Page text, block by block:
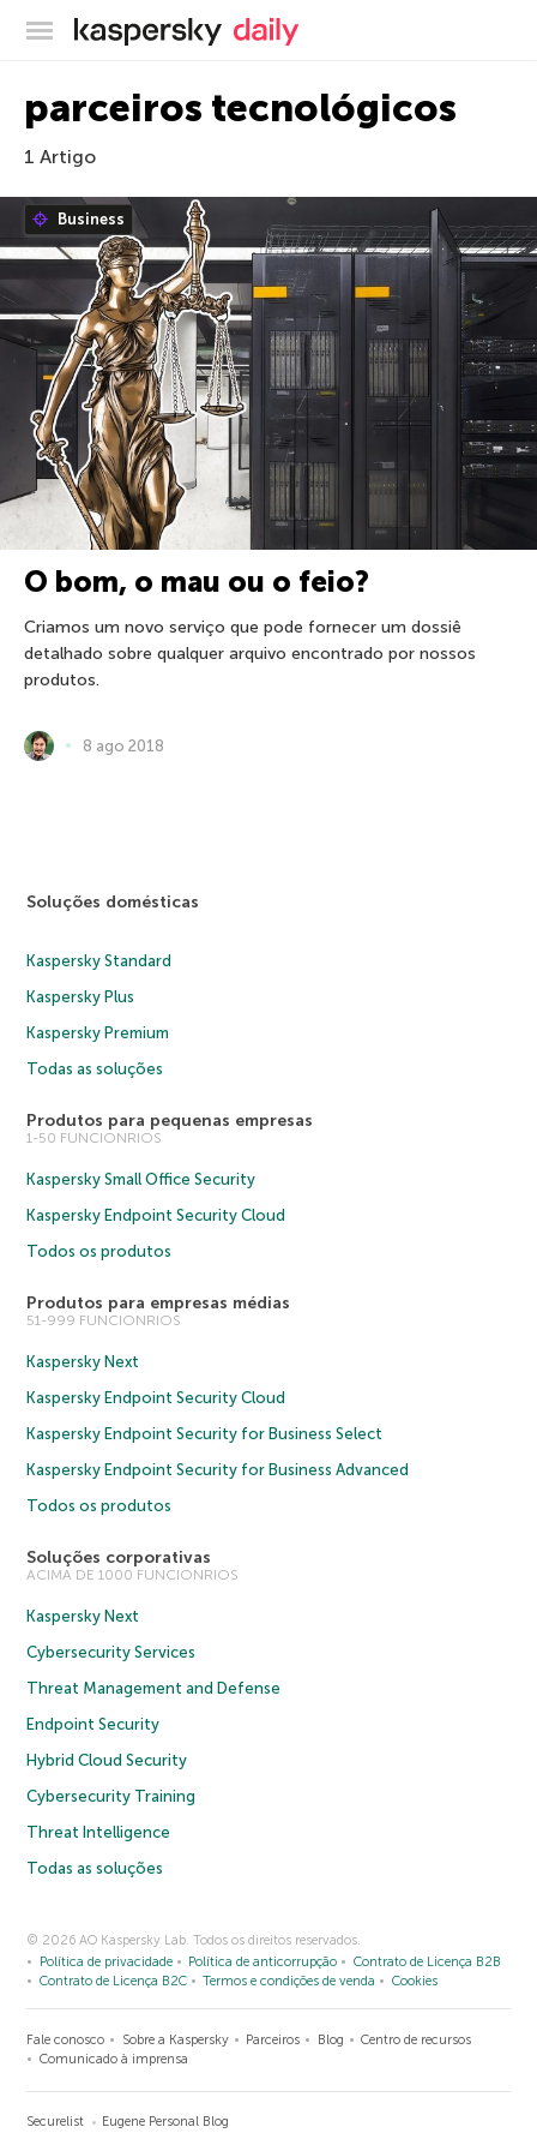
Blog oficial da Kaspersky
parceiros tecnológicos
1 Artigo
Business
O bom, o mau ou o feio?
Criamos um novo serviço que pode fornecer um dossiê
detalhado sobre qualquer arquivo encontrado por nossos
produtos.
8 ago 2018
Soluções domésticas
Kaspersky Standard
Kaspersky Plus
Kaspersky Premium
Todas as soluções
Produtos para pequenas empresas
1-50 FUNCIONRIOS
Kaspersky Small Office Security
Kaspersky Endpoint Security Cloud
Todos os produtos
Produtos para empresas médias
51-999 FUNCIONRIOS
Kaspersky Next
Kaspersky Endpoint Security Cloud
Kaspersky Endpoint Security for Business Select
Kaspersky Endpoint Security for Business Advanced
Todos os produtos
Soluções corporativas
ACIMA DE 1000 FUNCIONRIOS
Kaspersky Next
Cybersecurity Services
Threat Management and Defense
Endpoint Security
Hybrid Cloud Security
Cybersecurity Training
Threat Intelligence
Todas as soluções
© 2026 AO Kaspersky Lab. Todos os direitos reservados.
Política de privacidade
Política de anticorrupção
Contrato de Licença B2B
Contrato de Licença B2C
Termos e condições de venda Cookies
Fale conosco Sobre a Kaspersky Parceiros Blog
Centro de recursos
Comunicado à imprensa
Securelist Eugene Personal Blog